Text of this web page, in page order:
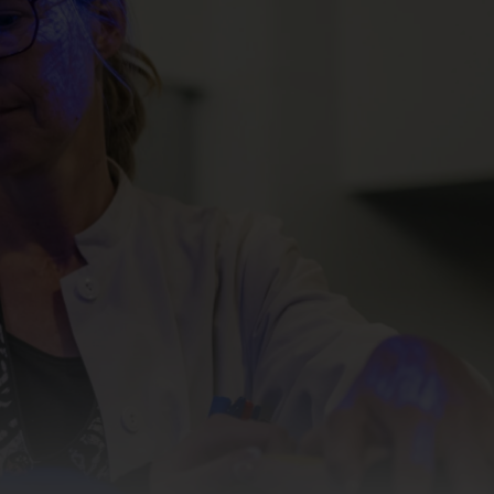
Chirurgie